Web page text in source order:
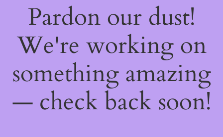
Pardon our dust!
We're working on
something amazing
— check back soon!